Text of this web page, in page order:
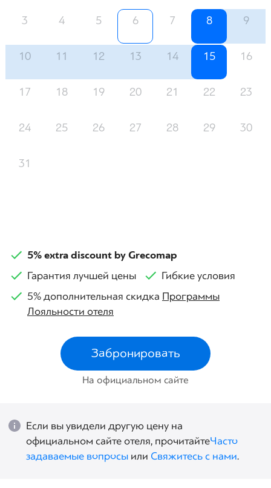
3 4 5 6 7 8 9
10 11 12 13 14 15 16
17 18 19 20 21 22 23
24 25 26 27 28 29 30
31
5% extra discount by Grecomap
Гарантия лучшей цены
Гибкие условия
5% дополнительная скидка Программы
Лояльности отеля
Забронировать
На официальном сайте
Если вы увидели другую цену на
официальном сайте отеля, прочитайтеЧасто
задаваемые вопросы или Свяжитесь с нами.